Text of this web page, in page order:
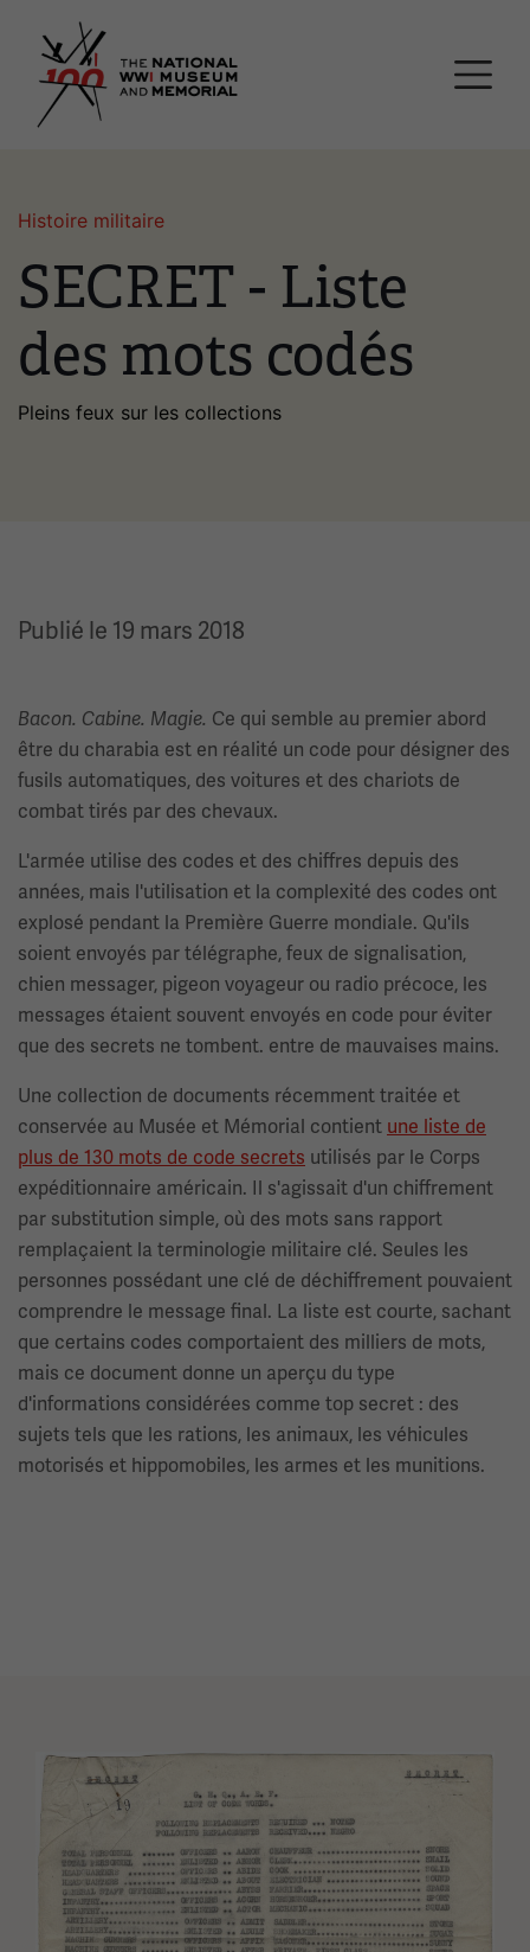
Histoire militaire
SECRET - Liste
des mots codés
Pleins feux sur les collections
Publié le 19 mars 2018
Bacon. Cabine. Magie. Ce qui semble au premier abord
être du charabia est en réalité un code pour désigner des
fusils automatiques, des voitures et des chariots de
combat tirés par des chevaux.
L'armée utilise des codes et des chiffres depuis des
années, mais l'utilisation et la complexité des codes ont
explosé pendant la Première Guerre mondiale. Qu'ils
soient envoyés par télégraphe, feux de signalisation,
chien messager, pigeon voyageur ou radio précoce, les
messages étaient souvent envoyés en code pour éviter
que des secrets ne tombent. entre de mauvaises mains.
Une collection de documents récemment traitée et
conservée au Musée et Mémorial contient une liste de
plus de 130 mots de code secrets utilisés par le Corps
expéditionnaire américain. Il s'agissait d'un chiffrement
par substitution simple, où des mots sans rapport
remplaçaient la terminologie militaire clé. Seules les
personnes possédant une clé de déchiffrement pouvaient
comprendre le message final. La liste est courte, sachant
que certains codes comportaient des milliers de mots,
mais ce document donne un aperçu du type
d'informations considérées comme top secret : des
sujets tels que les rations, les animaux, les véhicules
motorisés et hippomobiles, les armes et les munitions.
Image(s)